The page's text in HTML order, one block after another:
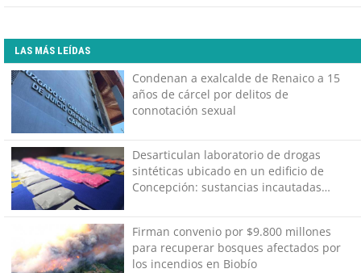
LAS MÁS LEÍDAS
Condenan a exalcalde de Renaico a 15
años de cárcel por delitos de
connotación sexual
Desarticulan laboratorio de drogas
sintéticas ubicado en un edificio de
Concepción: sustancias incautadas
millones
Firman convenio por $9.800 millones
para recuperar bosques afectados por
los incendios en Biobío